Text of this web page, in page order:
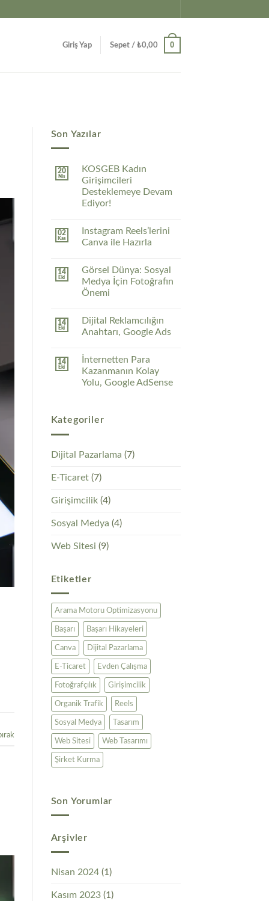
Giriş Yap Sepet / ₺0,00 0
Son Yazılar
20
Nis
KOSGEB Kadın
Girişimcileri
Desteklemeye Devam
Ediyor!
02
Kas
Instagram Reels’lerini
Canva ile Hazırla
14
Eki
Görsel Dünya: Sosyal
Medya İçin Fotoğrafın
Önemi
14
Eki
Dijital Reklamcılığın
Anahtarı, Google Ads
14
Eki
İnternetten Para
Kazanmanın Kolay
Yolu, Google AdSense
Kategoriler
Dijital Pazarlama (7)
E-Ticaret(7)
Girişimcilik(4)
Sosyal Medya (4)
Web Sitesi (9)
Etiketler
Arama Motoru Optimizasyonu
Başarı Başarı Hikayeleri
Canva Dijital Pazarlama
E-Ticaret Evden Çalışma
Fotoğrafçılık Girişimcilik
Organik Trafik Reels
Sosyal Medya Tasarım
Web Sitesi Web Tasarımı
Şirket Kurma
Son Yorumlar
Arşivler
Nisan 2024(1)
Kasım 2023(1)